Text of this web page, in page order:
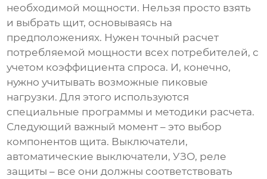
необходимой мощности. Нельзя просто взять
и выбрать щит, основываясь на
предположениях. Нужен точный расчет
потребляемой мощности всех потребителей, с
учетом коэффициента спроса. И, конечно,
нужно учитывать возможные пиковые
нагрузки. Для этого используются
специальные программы и методики расчета.
Следующий важный момент – это выбор
компонентов щита. Выключатели,
автоматические выключатели, УЗО, реле
защиты – все они должны соответствовать